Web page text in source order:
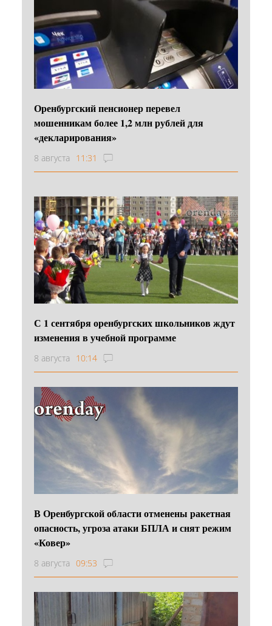
Оренбургский пенсионер перевел
мошенникам более 1,2 млн рублей для
«декларирования»
8 августа 11:31
С 1 сентября оренбургских школьников ждут
изменения в учебной программе
8 августа 10:14
В Оренбургской области отменены ракетная
опасность, угроза атаки БПЛА и снят режим
«Ковер»
8 августа 09:53